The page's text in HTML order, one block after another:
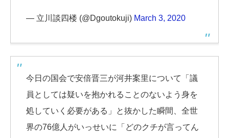
— 立川談四楼 (@Dgoutokuji) March 3, 2020
今日の国会で安倍晋三が河井案里について「議
員としては疑いを抱かれることのないよう身を
処していく必要がある」と抜かした瞬間、全世
界の76億人がいっせいに「どのクチが言ってん